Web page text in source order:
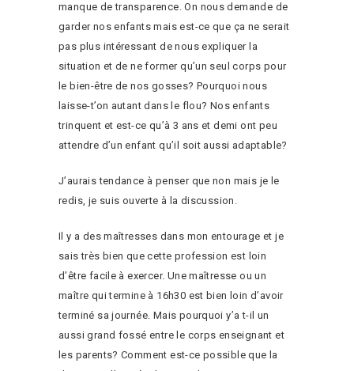
manque de transparence. On nous demande de
garder nos enfants mais est-ce que ça ne serait
pas plus intéressant de nous expliquer la
situation et de ne former qu’un seul corps pour
le bien-être de nos gosses? Pourquoi nous
laisse-t’on autant dans le flou? Nos enfants
trinquent et est-ce qu’à 3 ans et demi ont peu
attendre d’un enfant qu’il soit aussi adaptable?
J’aurais tendance à penser que non mais je le
redis, je suis ouverte à la discussion.
Il y a des maîtresses dans mon entourage et je
sais très bien que cette profession est loin
d’être facile à exercer. Une maîtresse ou un
maître qui termine à 16h30 est bien loin d’avoir
terminé sa journée. Mais pourquoi y’a t-il un
aussi grand fossé entre le corps enseignant et
les parents? Comment est-ce possible que la